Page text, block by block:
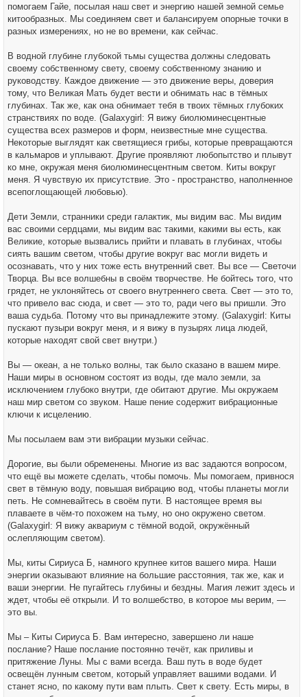
помогаем Гайе, посылая наш свет и энергию нашей земной семье
китообразных. Мы соединяем свет и балансируем опорные точки в
разных измерениях, но не во времени, как сейчас.
В водной глубине глубокой тьмы существа должны следовать
своему собственному свету, своему собственному знанию и
руководству. Каждое движение — это движение веры, доверия
тому, что Великая Мать будет вести и обнимать нас в тёмных
глубинах. Так же, как она обнимает тебя в твоих тёмных глубоких
странствиях по воде. (Galaxygirl: Я вижу биолюминесцентные
существа всех размеров и форм, неизвестные мне существа.
Некоторые выглядят как светящиеся грибы, которые превращаются
в кальмаров и уплывают. Другие проявляют любопытство и плывут
ко мне, окружая меня биолюминесцентным светом. Киты вокруг
меня. Я чувствую их присутствие. Это - пространство, наполненное
всепоглощающей любовью).
Дети Земли, странники среди галактик, мы видим вас. Мы видим
вас своими сердцами, мы видим вас такими, какими вы есть, как
Великие, которые вызвались прийти и плавать в глубинах, чтобы
сиять вашим светом, чтобы другие вокруг вас могли видеть и
осознавать, что у них тоже есть внутренний свет. Вы все — Светочи
Творца. Вы все волшебны в своём творчестве. Не бойтесь того, что
грядет, не уклоняйтесь от своего внутреннего света. Свет — это то,
что привело вас сюда, и свет — это то, ради чего вы пришли. Это
ваша судьба. Потому что вы принадлежите этому. (Galaxygirl: Киты
пускают пузыри вокруг меня, и я вижу в пузырях лица людей,
которые находят свой свет внутри.)
Вы — океан, а не только волны, так было сказано в вашем мире.
Наши миры в основном состоят из воды, где мало земли, за
исключением глубоко внутри, где обитают другие. Мы окружаем
наш мир светом со звуком. Наше пение содержит вибрационные
ключи к исцелению.
Мы посылаем вам эти вибрации музыки сейчас.
Дорогие, вы были обременены. Многие из вас задаются вопросом,
что ещё вы можете сделать, чтобы помочь. Мы помогаем, привнося
свет в тёмную воду, повышая вибрацию вод, чтобы планеты могли
петь. Не сомневайтесь в своём пути. В настоящее время вы
плаваете в чём-то похожем на тьму, но оно окружено светом.
(Galaxygirl: Я вижу аквариум с тёмной водой, окружённый
ослепляющим светом).
Мы, киты Сириуса Б, намного крупнее китов вашего мира. Наши
энергии оказывают влияние на большие расстояния, так же, как и
ваши энергии. Не пугайтесь глубины и бездны. Магия лежит здесь и
ждет, чтобы её открыли. И то волшебство, в которое мы верим, —
это вы.
Мы – Киты Сириуса Б. Вам интересно, завершено ли наше
послание? Наше послание постоянно течёт, как приливы и
притяжение Луны. Мы с вами всегда. Ваш путь в воде будет
освещён лунным светом, который управляет вашими водами. И
станет ясно, по какому пути вам плыть. Свет к свету. Есть миры, в